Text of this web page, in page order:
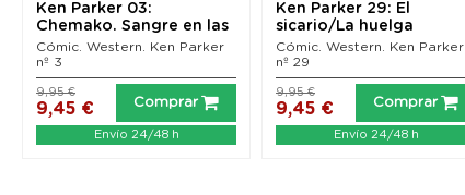
Ken Parker 03:
Chemako. Sangre en las
estrellas
Cómic. Western. Ken Parker
nº 3
9,45 €
9,95 €
Comprar
Envío 24/48 h
Ken Parker 29: El
sicario/La huelga
Cómic. Western. Ken Parker
nº 29
9,45 €
9,95 €
Comprar
Envío 24/48 h